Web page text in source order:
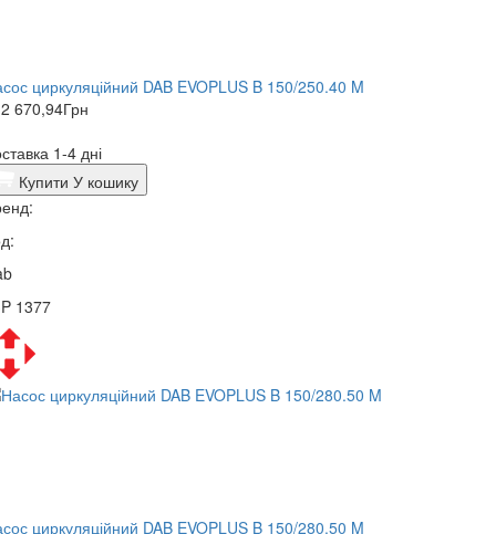
циркуляційний DAB EVOPLUS B 150/250.40 M
670,94Грн
1-4 дні
Купити У кошику
1377
циркуляційний DAB EVOPLUS B 150/280.50 M